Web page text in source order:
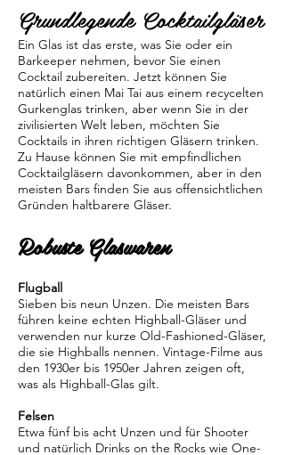
Grundlegende Cocktailgläser
Ein Glas ist das erste, was Sie oder ein
Barkeeper nehmen, bevor Sie einen
Cocktail zubereiten. Jetzt können Sie
natürlich einen Mai Tai aus einem recycelten
Gurkenglas trinken, aber wenn Sie in der
zivilisierten Welt leben, möchten Sie
Cocktails in ihren richtigen Gläsern trinken.
Zu Hause können Sie mit empfindlichen
Cocktailgläsern davonkommen, aber in den
meisten Bars finden Sie aus offensichtlichen
Gründen haltbarere Gläser.
Robuste Glaswaren
Flugball
Sieben bis neun Unzen. Die meisten Bars
führen keine echten Highball-Gläser und
verwenden nur kurze Old-Fashioned-Gläser,
die sie Highballs nennen. Vintage-Filme aus
den 1930er bis 1950er Jahren zeigen oft,
was als Highball-Glas gilt.
Felsen
Etwa fünf bis acht Unzen und für Shooter
und natürlich Drinks on the Rocks wie One-